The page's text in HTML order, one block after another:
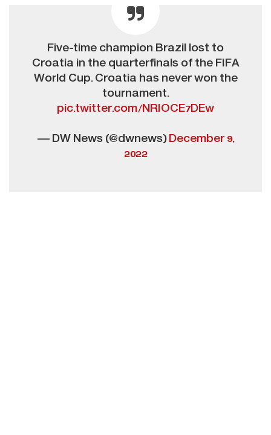
Five-time champion Brazil lost to
Croatia in the quarterfinals of the FIFA
World Cup. Croatia has never won the
tournament.
pic.twitter.com/NRIOCE7DEw
— DW News (@dwnews)December 9,
2022